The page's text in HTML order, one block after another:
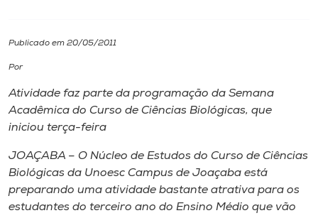
Cultura
CPA
Biblioteca
Editora
Publicado em 20/05/2011
Por
Atividade faz parte da programação da Semana
Acadêmica do Curso de Ciências Biológicas, que
iniciou terça-feira
JOAÇABA – O Núcleo de Estudos do Curso de Ciências
Biológicas da Unoesc Campus de Joaçaba está
preparando uma atividade bastante atrativa para os
estudantes do terceiro ano do Ensino Médio que vão